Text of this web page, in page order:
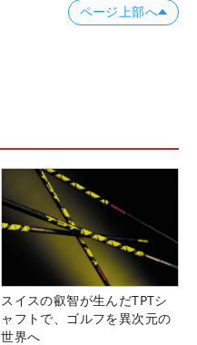
ページ上部へ
スイスの叡智が生んだTPTシ
ャフトで、ゴルフを異次元の
世界へ